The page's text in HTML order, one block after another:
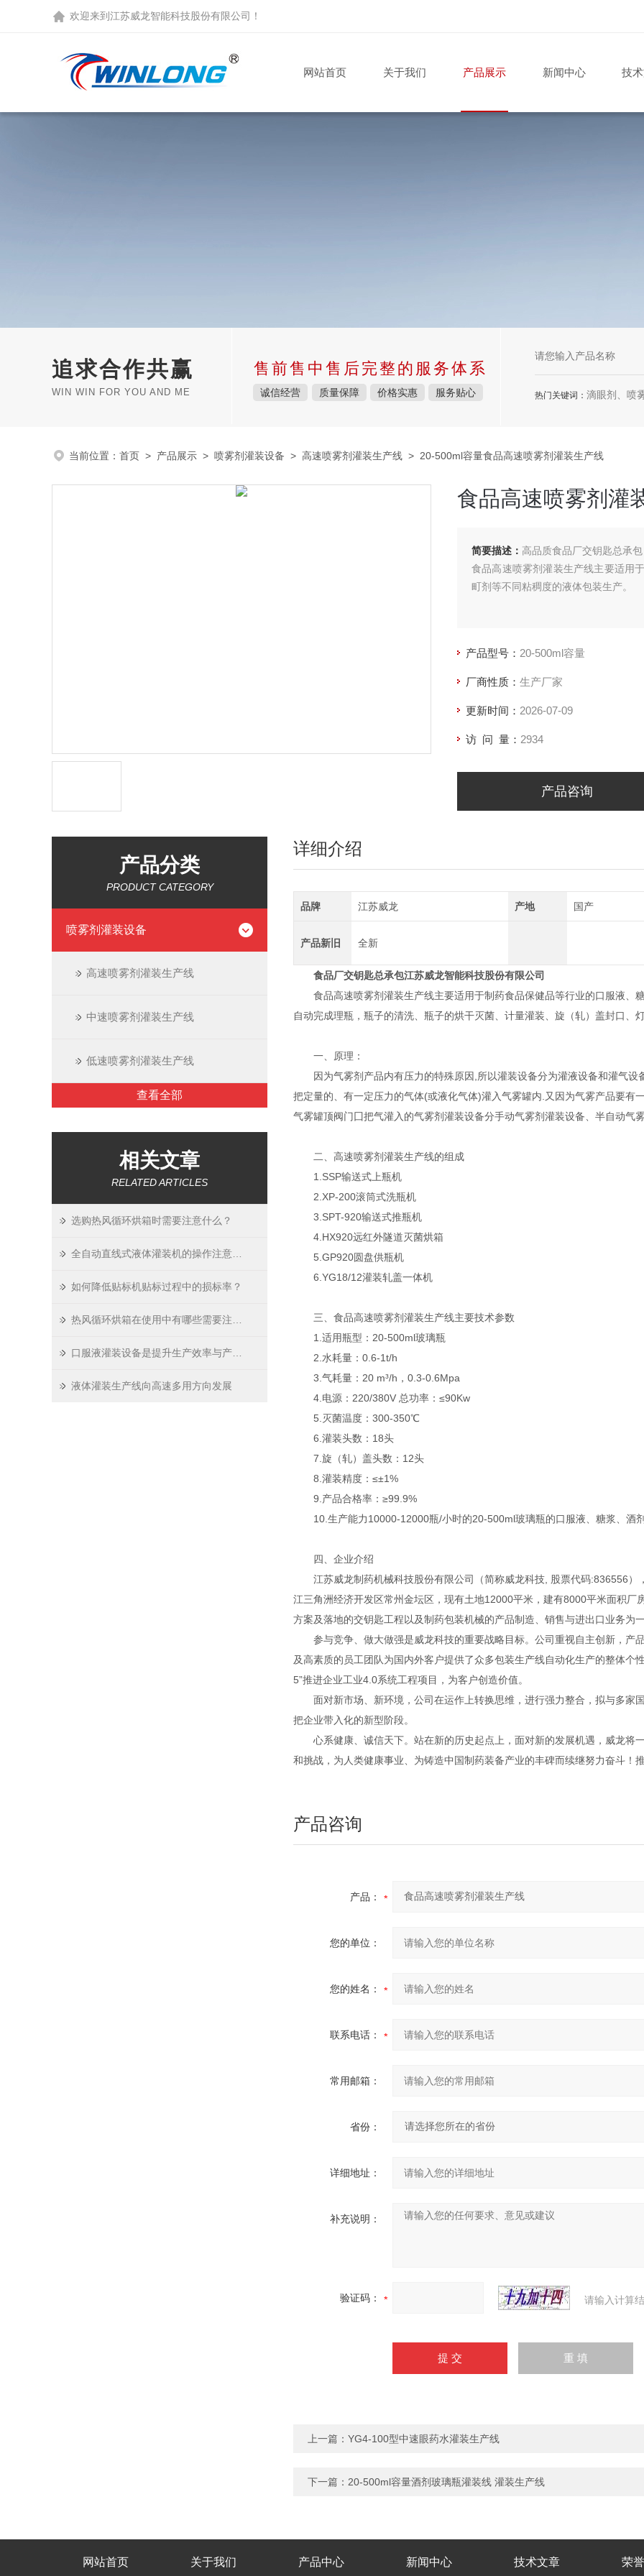
欢迎来到 江苏威龙智能科技股份有限公司 ！
网站首页 关于我们 产品展示 新闻中心 技
追求合作共赢
WIN WIN FOR YOU AND ME
售前售中售后完整的服务体系
诚信经营 质量保障 价格实惠 服务贴心 热门关键词： 滴眼剂、喷雾剂
当前位置： 首页 > 产品展示 > 喷雾剂灌装设备 > 高速喷雾剂灌装生产线 > 20-500ml容量食品高速喷雾剂灌装生产线
食品高速喷雾剂灌
简要描述： 高品质食品厂交钥匙总承
食品高速喷雾剂灌装生产线主要适用
町剂等不同粘稠度的液体包装生产。
产品型号： 20-500ml容量
厂商性质： 生产厂家
更新时间： 2026-07-09
访 问 量： 2934
产品咨询
产品分类
PRODUCT CATEGORY
喷雾剂灌装设备
高速喷雾剂灌装生产线
中速喷雾剂灌装生产线
低速喷雾剂灌装生产线
查看全部
相关文章
RELATED ARTICLES
选购热风循环烘箱时需要注意什么？
如何降低贴标机贴标过程中的损标率？
液体灌装生产线向高速多用方向发展
详细介绍
品牌 江苏威龙 产地 国产
产品新旧 全新
食品厂交钥匙总承包江苏威龙智能科技股份有限公司
食品高速喷雾剂灌装生产线主要适用于制药食品保健品等行业的口服液、
自动完成理瓶，瓶子的清洗、瓶子的烘干灭菌、计量灌装、旋（轧）盖封口、
一、原理：
因为气雾剂产品内有压力的特殊原因,所以灌装设备分为灌液设备和灌气设
把定量的、有一定压力的气体(或液化气体)灌入气雾罐内.又因为气雾产品要有
气雾罐顶阀门囗把气灌入的气雾剂灌装设备分手动气雾剂灌装设备、半自动气
二、高速喷雾剂灌装生产线的组成
1.SSP输送式上瓶机
2.XP-200滚筒式洗瓶机
3.SPT-920输送式推瓶机
4.HX920远红外隧道灭菌烘箱
5.GP920圆盘供瓶机
6.YG18/12灌装轧盖一体机
三、食品高速喷雾剂灌装生产线主要技术参数
1.适用瓶型：20-500ml玻璃瓶
2.水耗量：0.6-1t/h
3.气耗量：20 m³/h，0.3-0.6Mpa
4.电源：220/380V 总功率：≤90Kw
5.灭菌温度：300-350℃
6.灌装头数：18头
7.旋（轧）盖头数：12头
8.灌装精度：≤±1%
9.产品合格率：≥99.9%
10.生产能力10000-12000瓶/小时的20-500ml玻璃瓶的口服液、糖浆、酒
四、企业介绍
江苏威龙制药机械科技股份有限公司（简称威龙科技, 股票代码:836556）
江三角洲经济开发区常州金坛区，现有土地12000平米，建有8000平米面积
方案及落地的交钥匙工程以及制药包装机械的产品制造、销售与进出口业务为
参与竞争、做大做强是威龙科技的重要战略目标。公司重视自主创新，产
及高素质的员工团队为国内外客户提供了众多包装生产线自动化生产的整体个
5”推进企业工业4.0系统工程项目，为客户创造价值。
面对新市场、新环境，公司在运作上转换思维，进行强力整合，拟与多家
把企业带入化的新型阶段。
心系健康、诚信天下。站在新的历史起点上，面对新的发展机遇，威龙将
和挑战，为人类健康事业、为铸造中国制药装备产业的丰碑而续继努力奋斗！
产品咨询
产品：
您的单位：
您的姓名：
联系电话：
常用邮箱：
省份：
详细地址：
补充说明：
验证码： 请输入计算
上一篇： YG4-100型中速眼药水灌装生产线
下一篇： 20-500ml容量酒剂玻璃瓶灌装线 灌装生产线
网站首页 关于我们 产品中心 新闻中心 技术文章 荣